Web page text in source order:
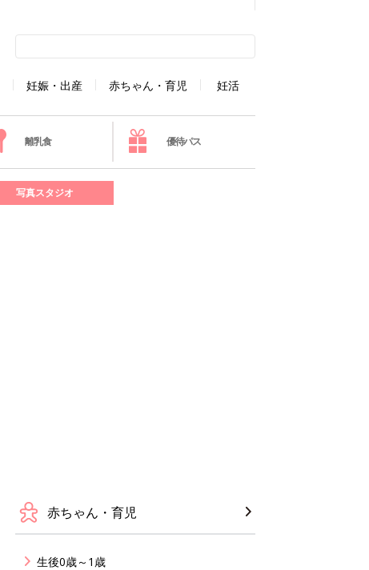
妊娠・出産 赤ちゃん・育児 妊活
離乳食 優待パス
写真スタジオ
赤ちゃん・育児
生後0歳～1歳